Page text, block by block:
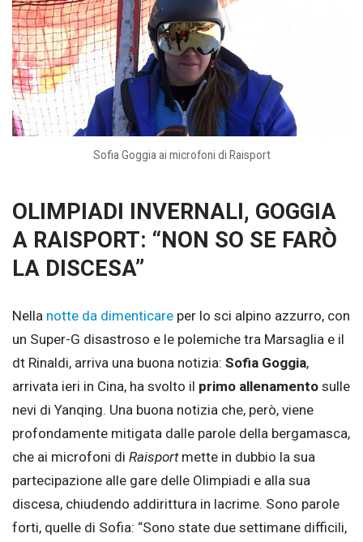
Sofia Goggia ai microfoni di Raisport
OLIMPIADI INVERNALI, GOGGIA
A RAISPORT: “NON SO SE FARÒ
LA DISCESA”
Nella notte da dimenticare per lo sci alpino azzurro, con
un Super-G disastroso e le polemiche tra Marsaglia e il
dt Rinaldi, arriva una buona notizia: Sofia Goggia,
arrivata ieri in Cina, ha svolto il primo allenamento sulle
nevi di Yanqing. Una buona notizia che, però, viene
profondamente mitigata dalle parole della bergamasca,
che ai microfoni di Raisportmette in dubbio la sua
partecipazione alle gare delle Olimpiadi e alla sua
discesa, chiudendo addirittura in lacrime. Sono parole
forti, quelle di Sofia: “Sono state due settimane difficili,